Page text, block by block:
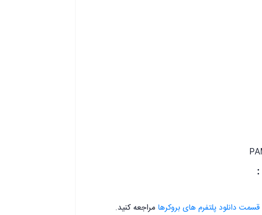
قسمت دانلود پلتفرم های بروکرها مراجعه کنید.